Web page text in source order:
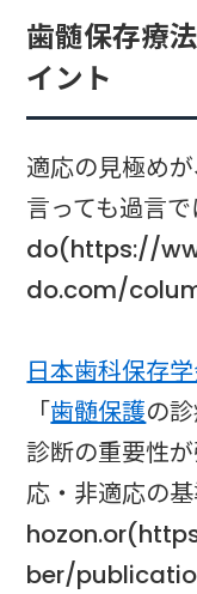
歯髄保存療
イント
適応の見極め
言っても過言
do(https://
do.com/
日本歯科保存
「歯髄保護の
診断の重要性
応・非適応の基
ber/